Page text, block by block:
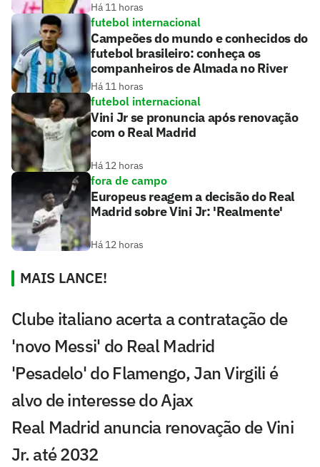
Há 11 horas
futebol internacional
Campeões do mundo e conhecidos do
futebol brasileiro: conheça os
companheiros de Almada no River
Há 11 horas
futebol internacional
Vini Jr se pronuncia após renovação
com o Real Madrid
Há 12 horas
fora de campo
Europeus reagem a decisão do Real
Madrid sobre Vini Jr: 'Realmente'
Há 12 horas
MAIS LANCE!
Clube italiano acerta a contratação de
'novo Messi' do Real Madrid
'Pesadelo' do Flamengo, Jan Virgili é
alvo de interesse do Ajax
Real Madrid anuncia renovação de Vini
Jr. até 2032